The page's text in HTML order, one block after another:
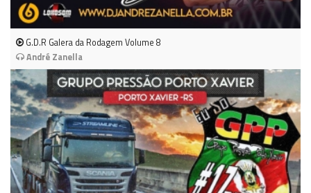
G.D.R Galera da Rodagem Volume 8
André Zanella